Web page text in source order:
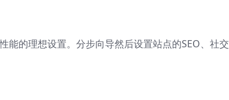
的理想设置。分步向导然后设置站点的SEO、社交